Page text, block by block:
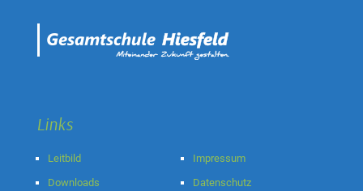
Links
Leitbild
Downloads
Impressum
Datenschutz